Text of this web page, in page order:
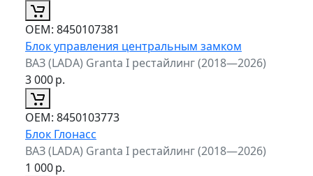
ОЕМ: 8450107381
Блок управления центральным замком
ВАЗ (LADA) Granta I рестайлинг (2018—2026)
3 000р.
ОЕМ: 8450103773
Блок Глонасс
ВАЗ (LADA) Granta I рестайлинг (2018—2026)
1 000р.